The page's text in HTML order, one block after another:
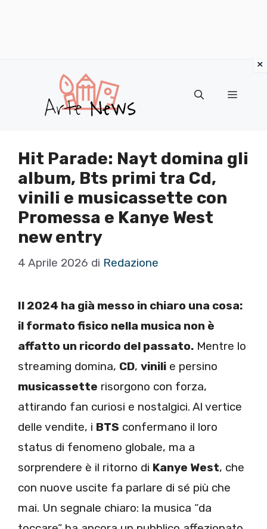
contenuto
Menu
Hit Parade: Nayt domina gli
album, Bts primi tra Cd,
vinili e musicassette con
Promessa e Kanye West
new entry
4 Aprile 2026 di Redazione
Il 2024 ha già messo in chiaro una cosa:
il formato fisico nella musica non è
affatto un ricordo del passato. Mentre lo
streaming domina, CD, vinili e persino
musicassette risorgono con forza,
attirando fan curiosi e nostalgici. Al vertice
delle vendite, i BTS confermano il loro
status di fenomeno globale, ma a
sorprendere è il ritorno di Kanye West, che
con nuove uscite fa parlare di sé più che
mai. Un segnale chiaro: la musica “da
×